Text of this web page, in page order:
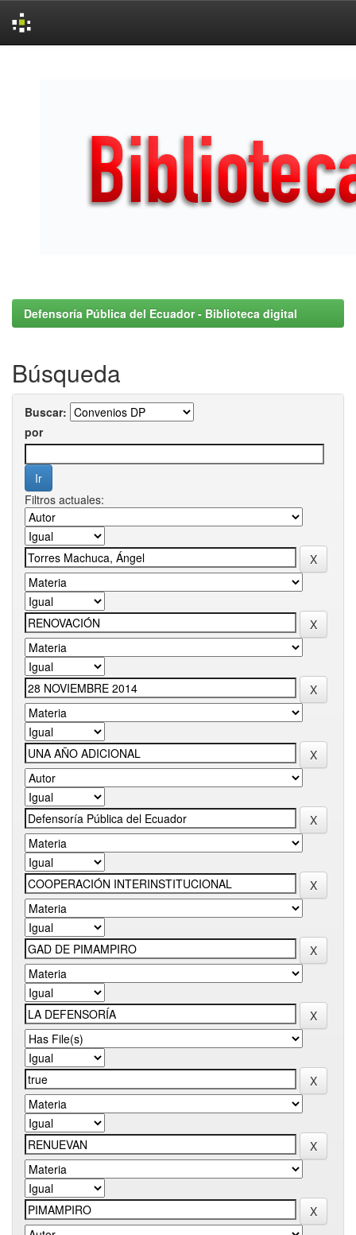
Defensoría Pública del Ecuador - Biblioteca digital
Búsqueda
Buscar:
por
Filtros actuales: